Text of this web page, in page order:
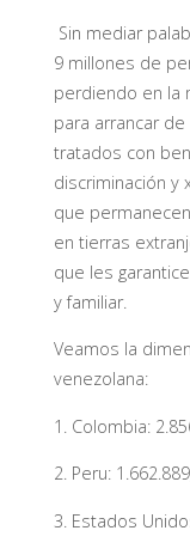
Sin mediar
9 millones de
perdiendo en la
para arrancar
tratados con
discriminación y
que
en tierras
que les
y familiar.
Veamos la
venezolana:
1. Colombia:
2. Peru:
3. Estados